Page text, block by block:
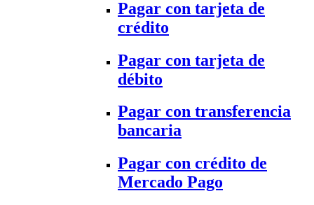
Pagar con tarjeta de
crédito
Pagar con tarjeta de
débito
Pagar con transferencia
bancaria
Pagar con crédito de
Mercado Pago